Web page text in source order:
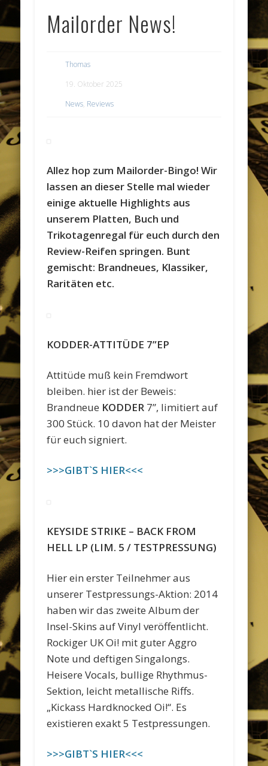
Mailorder News!
Thomas
19. Oktober 2025
News, Reviews
Allez hop zum Mailorder-Bingo! Wir
lassen an dieser Stelle mal wieder
einige aktuelle Highlights aus
unserem Platten, Buch und
Trikotagenregal für euch durch den
Review-Reifen springen. Bunt
gemischt: Brandneues, Klassiker,
Raritäten etc.
KODDER-ATTITÜDE 7”EP
Attitüde muß kein Fremdwort
bleiben. hier ist der Beweis:
Brandneue KODDER 7”, limitiert auf
300 Stück. 10 davon hat der Meister
für euch signiert.
>>>GIBT`S HIER<<<
KEYSIDE STRIKE – BACK FROM
HELL LP (LIM. 5 / TESTPRESSUNG)
Hier ein erster Teilnehmer aus
unserer Testpressungs-Aktion: 2014
haben wir das zweite Album der
Insel-Skins auf Vinyl veröffentlicht.
Rockiger UK Oi! mit guter Aggro
Note und deftigen Singalongs.
Heisere Vocals, bullige Rhythmus-
Sektion, leicht metallische Riffs.
„Kickass Hardknocked Oi!“. Es
existieren exakt 5 Testpressungen.
>>>GIBT`S HIER<<<